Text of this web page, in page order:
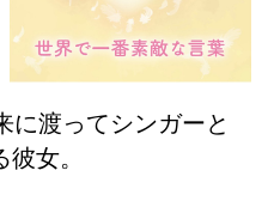
に渡ってシンガーと
女。